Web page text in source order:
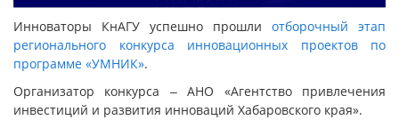
Инноваторы КнАГУ успешно прошли отборочный этап
регионального конкурса инновационных проектов по
программе «УМНИК».
Организатор конкурса ‒ АНО «Агентство привлечения
инвестиций и развития инноваций Хабаровского края».